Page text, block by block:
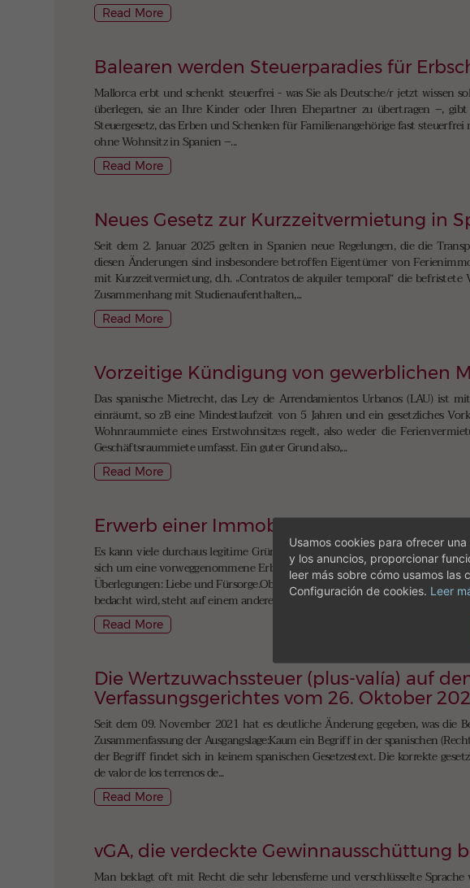
Read More
Balearen werden Steuerparadies für
Mallorca erbt und schenkt steuerfrei - was Sie als Deutsche/r jetzt wissen
überlegen, sie an Ihre Kinder oder Ihren Ehepartner zu übertragen –,
Steuergesetz, das Erben und Schenken für Familienangehörige fast
ohne Wohnsitz in Spanien –...
Read More
Neues Gesetz zur Kurzzeitvermietung in
Seit dem 2. Januar 2025 gelten in Spanien neue Regelungen, die die
diesen Änderungen sind insbesondere betroffen Eigentümer von
mit Kurzzeitvermietung, d.h. „Contratos de alquiler temporal“ die
Zusammenhang mit Studienaufenthalten,...
Read More
Vorzeitige Kündigung von gewerblichen
Das spanische Mietrecht, das Ley de Arrendamientos Urbanos (LAU) ist
einräumt, so zB eine Mindestlaufzeit von 5 Jahren und ein gesetzliches
Wohnraummiete eines Erstwohnsitzes regelt, also weder die
Geschäftsraummiete umfasst. Ein guter Grund also,...
Read More
Erwerb einer Immobilie durch
Es kann viele durchaus legitime Gründe geben, um einen Minderjährigen
sich um eine vorweggenommene Erbschaft handeln, Schenkung, aber
Überlegungen: Liebe und Fürsorge.Ob das immer bis zum Ende
bedacht wird, steht auf einem anderen Blatt,...
Read More
Die Wertzuwachssteuer (plus-valía) auf
Verfassungsgerichtes vom 26. Oktober
Seit dem 09. November 2021 hat es deutliche Änderung gegeben, was die
Zusammenfassung der Ausgangslage:Kaum ein Begriff in der spanischen
der Begriff findet sich in keinem spanischen Gesetzestext. Die korrekte
de valor de los terrenos de...
Read More
vGA, die verdeckte Gewinnausschüttung
Man beklagt oft mit Recht die sehr lebensferne und verschlüsselte
Usamos cookies para ofrecer
y los anuncios, proporcionar
leer más sobre cómo usamos las
Configuración de cookies. Leer